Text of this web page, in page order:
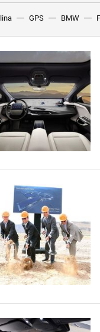
GPS BMW